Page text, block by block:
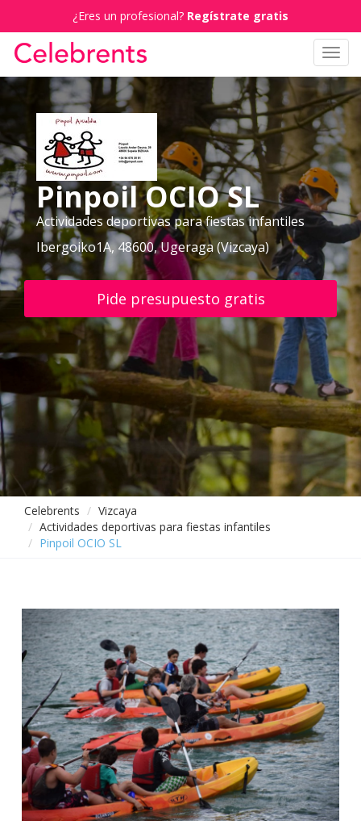
¿Eres un profesional? Regístrate gratis
Pinpoil OCIO SL
Actividades deportivas para fiestas infantiles
Ibergoiko1A, 48600, Ugeraga (Vizcaya)
Pide presupuesto gratis
Celebrents
Vizcaya
Actividades deportivas para fiestas infantiles
Pinpoil OCIO SL